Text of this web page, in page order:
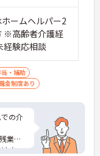
ームヘルパー2
※高齢者介護経
験応相談
・補助
金制度あり
の介
業も
ま